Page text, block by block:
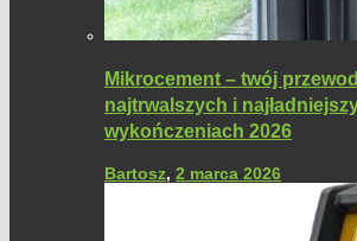
Mikrocement – twój
najtrwalszych i
wykończeniach 2026
Bartosz, 2 marca 2026